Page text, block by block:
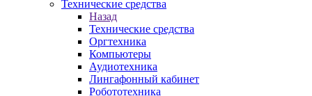
Технические средства
Назад
Технические средства
Оргтехника
Компьютеры
Аудиотехника
Лингафонный кабинет
Робототехника